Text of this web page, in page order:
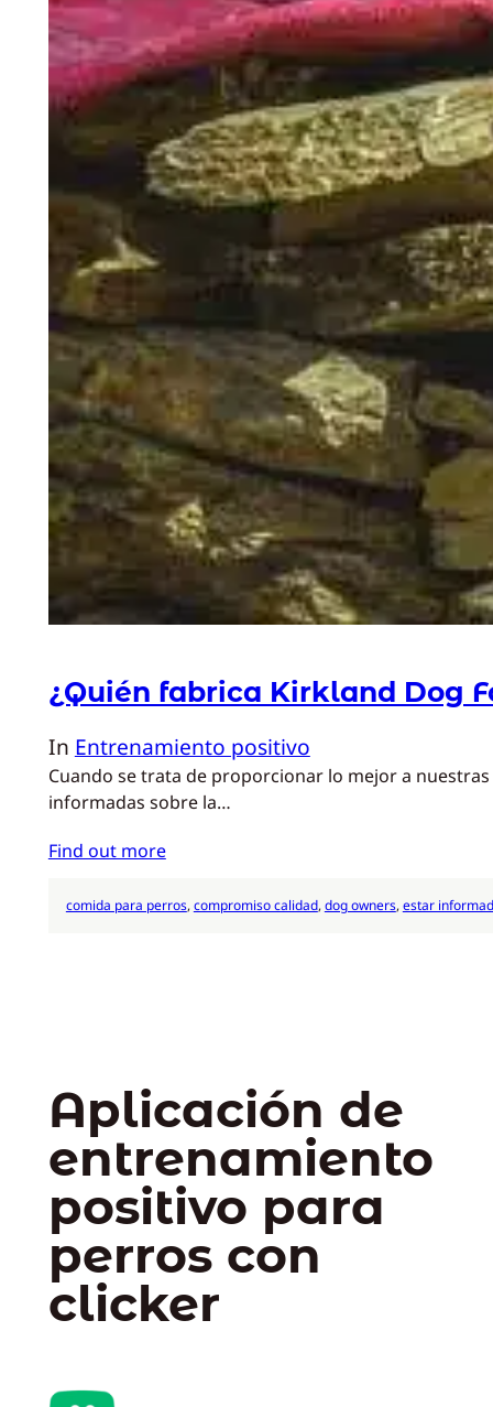
¿Quién fabrica Kirkland Dog
In Entrenamiento positivo
Cuando se trata de proporcionar lo mejor a
informadas sobre la…
Find out more
comida para perros, compromiso calidad, dog owners, estar
Aplicación de
entrenamiento
positivo para
perros con
clicker